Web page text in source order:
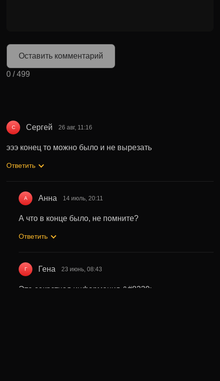
Оставить комментарий
0 /499
С Сергей 26 авг, 11:16
эээ конец то можно было и не вырезать
Ответить
А Анна 14 июль, 20:11
А что в конце было, не помните?
Ответить
Г Гена 23 июнь, 08:43
Это секретная информация &#8230;..